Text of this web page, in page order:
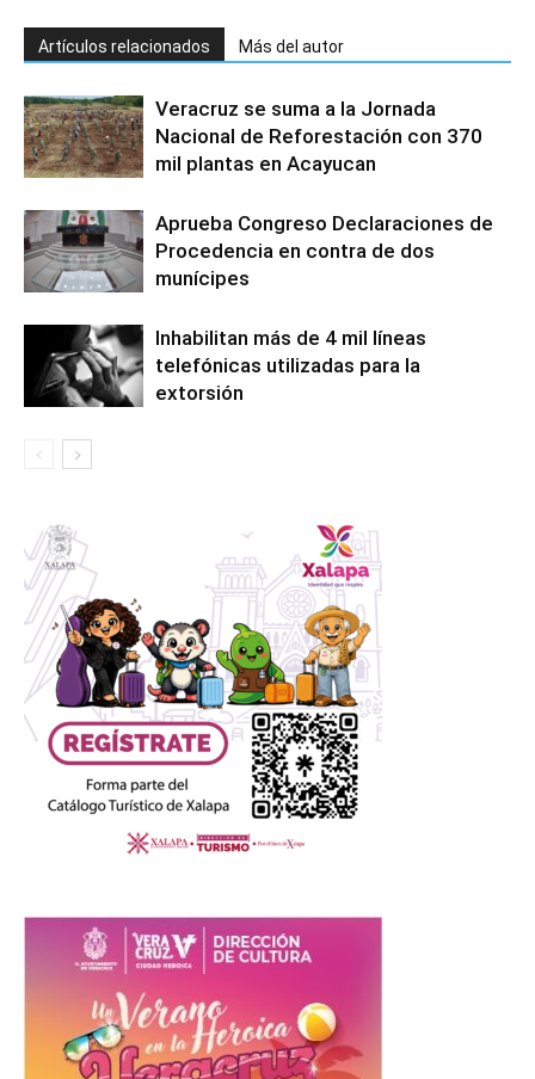
Artículos relacionados Más del autor
Veracruz se suma a la Jornada
Nacional de Reforestación con 370
mil plantas en Acayucan
Aprueba Congreso Declaraciones de
Procedencia en contra de dos
munícipes
Inhabilitan más de 4 mil líneas
telefónicas utilizadas para la
extorsión